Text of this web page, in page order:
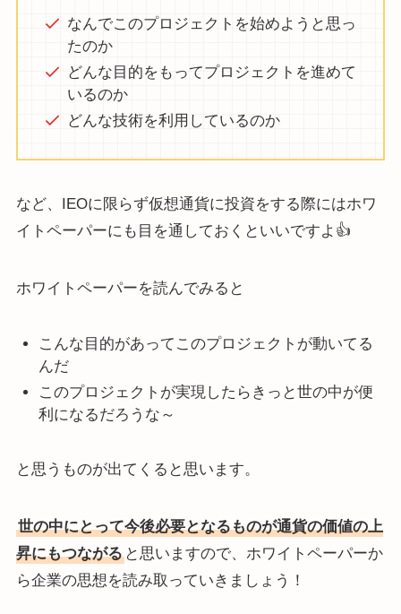
なんでこのプロジェクトを始めようと思っ
たのか
どんな目的をもってプロジェクトを進めて
いるのか
どんな技術を利用しているのか
など、IEOに限らず仮想通貨に投資をする際にはホワ
イトペーパーにも目を通しておくといいですよ👍
ホワイトペーパーを読んでみると
こんな目的があってこのプロジェクトが動いてる
んだ
このプロジェクトが実現したらきっと世の中が便
利になるだろうな～
と思うものが出てくると思います。
世の中にとって今後必要となるものが通貨の価値の上
昇にもつながると思いますので、ホワイトペーパーか
ら企業の思想を読み取っていきましょう！